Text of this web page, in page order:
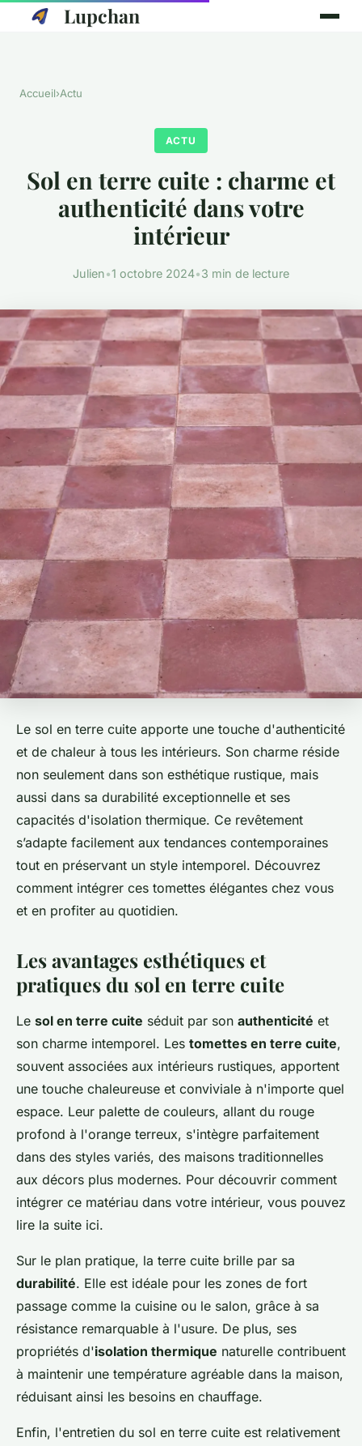
Lupchan
Accueil›Actu
ACTU
Sol en terre cuite : charme et
authenticité dans votre
intérieur
Julien•1 octobre 2024•3 min de lecture
Le sol en terre cuite apporte une touche d'authenticité
et de chaleur à tous les intérieurs. Son charme réside
non seulement dans son esthétique rustique, mais
aussi dans sa durabilité exceptionnelle et ses
capacités d'isolation thermique. Ce revêtement
s’adapte facilement aux tendances contemporaines
tout en préservant un style intemporel. Découvrez
comment intégrer ces tomettes élégantes chez vous
et en profiter au quotidien.
Les avantages esthétiques et
pratiques du sol en terre cuite
Le sol en terre cuite séduit par son authenticité et
son charme intemporel. Les tomettes en terre cuite,
souvent associées aux intérieurs rustiques, apportent
une touche chaleureuse et conviviale à n'importe quel
espace. Leur palette de couleurs, allant du rouge
profond à l'orange terreux, s'intègre parfaitement
dans des styles variés, des maisons traditionnelles
aux décors plus modernes. Pour découvrir comment
intégrer ce matériau dans votre intérieur, vous pouvez
lire la suite ici.
Sur le plan pratique, la terre cuite brille par sa
durabilité. Elle est idéale pour les zones de fort
passage comme la cuisine ou le salon, grâce à sa
résistance remarquable à l'usure. De plus, ses
propriétés d'isolation thermique naturelle contribuent
à maintenir une température agréable dans la maison,
réduisant ainsi les besoins en chauffage.
Enfin, l'entretien du sol en terre cuite est relativement